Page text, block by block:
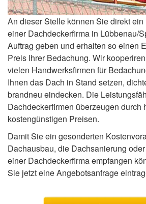
An dieser Stelle können Sie direkt
einer Dachdeckerfirma in Lübbenau/
Auftrag geben und erhalten so einen
Preis Ihrer Bedachung. Wir
vielen Handwerksfirmen für
Ihnen das Dach in Stand setzen,
brandneu eindecken. Die
Dachdeckerfirmen überzeugen durch
kostengünstigen Preisen.
Damit Sie ein gesonderten
Dachausbau, die Dachsanierung
einer Dachdeckerfirma empfangen
Sie jetzt eine Angebotsanfrage